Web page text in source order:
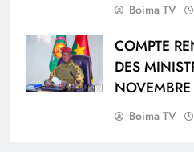
Boima TV
COMPTE
DES
Boima TV